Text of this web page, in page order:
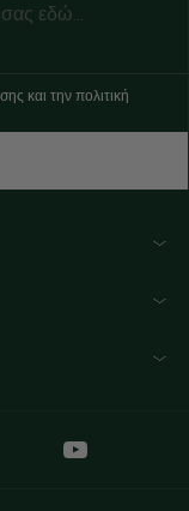
και την πολιτική